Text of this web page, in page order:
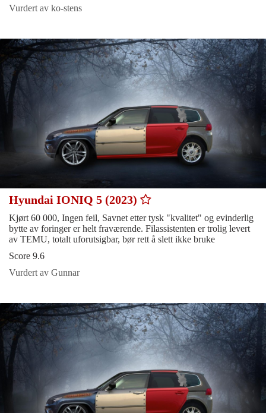
Vurdert av ko-stens
Hyundai IONIQ 5 (2023)
Kjørt 60 000, Ingen feil, Savnet etter tysk "kvalitet" og evinderlig
bytte av foringer er helt fraværende. Filassistenten er trolig levert
av TEMU, totalt uforutsigbar, bør rett å slett ikke bruke
Score 9.6
Vurdert av Gunnar